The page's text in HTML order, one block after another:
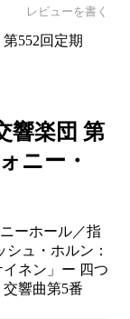
レビューを書く
響楽団 第
ニー・
ーホール／指
ュ・ホルン：
ネン」ー 四つ
響曲第5番